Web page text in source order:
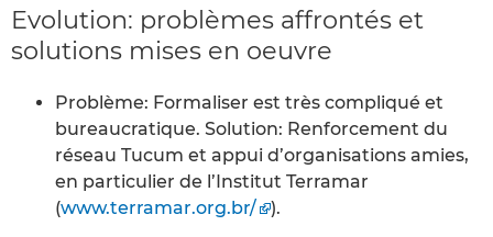
Evolution: problèmes affrontés et
solutions mises en oeuvre
Problème: Formaliser est très compliqué et
bureaucratique. Solution: Renforcement du
réseau Tucum et appui d’organisations amies,
en particulier de l’Institut Terramar
(www.terramar.org.br/ ).